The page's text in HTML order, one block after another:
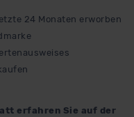
24 Monaten erworben
erfahren Sie auf der